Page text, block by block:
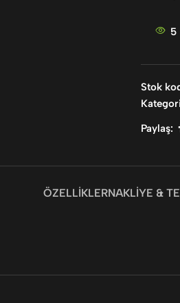
5
Stok
Paylaş:
ÖZELLIKLERNAKLIYE &